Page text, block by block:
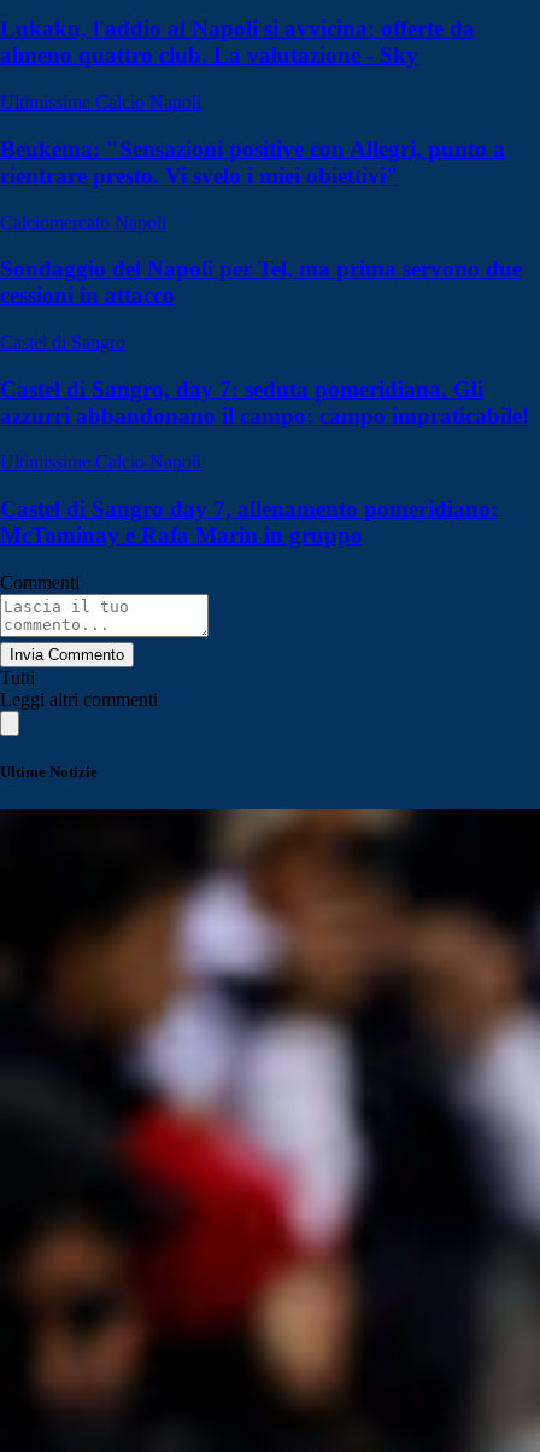
Lukaku, l'addio al Napoli si avvicina: offerte da
almeno quattro club. La valutazione - Sky
Ultimissime Calcio Napoli
Beukema: "Sensazioni positive con Allegri, punto a
rientrare presto. Vi svelo i miei obiettivi"
Calciomercato Napoli
Sondaggio del Napoli per Tel, ma prima servono due
cessioni in attacco
Castel di Sangro
Castel di Sangro, day 7: seduta pomeridiana. Gli
azzurri abbandonano il campo: campo impraticabile!
Ultimissime Calcio Napoli
Castel di Sangro day 7, allenamento pomeridiano:
McTominay e Rafa Marin in gruppo
Commenti
Invia Commento
Tutti
Leggi altri commenti
Ultime Notizie